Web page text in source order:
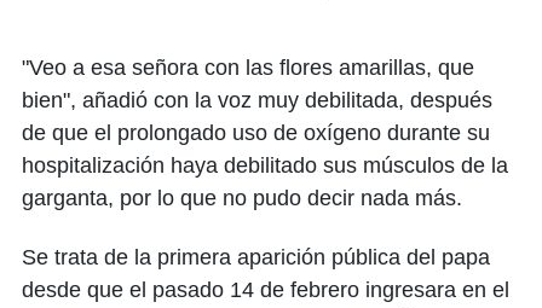
saludar al papa
Francisco
"Veo a esa señora con las flores amarillas, que
bien", añadió con la voz muy debilitada, después
de que el prolongado uso de oxígeno durante su
hospitalización haya debilitado sus músculos de la
garganta, por lo que no pudo decir nada más.
Se trata de la primera aparición pública del papa
desde que el pasado 14 de febrero ingresara en el